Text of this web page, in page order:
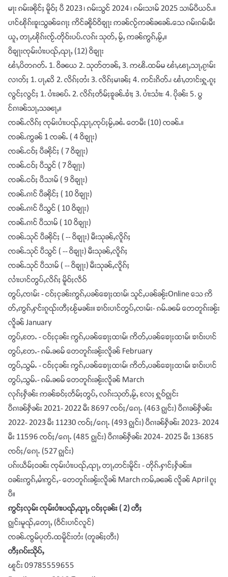
မႃး ၵမ်းၼိုင်ႈ မိူဝ်ႈ ပီ 2023 ၊ ၵမ်းသွင် 2024 ၊ ၵမ်းသၢမ် 2025 သၢမ်ပီယဝ်ႉ။
ပၢင်ၽိုၵ်းၶူးသွၼ်ၵေႃႈ ဢိင်ၼိူဝ်ဝိၶျႃး ဢၼ်လႂ်ဢၼ်ၼၼ်ႉသေ ၵမ်းၵမ်းမီး
ယူႇ တႃႇၽိုၵ်းၸႂ်ႉတိုဝ်းပပ်ႉလၵ်း သုတ်ႇ မႂ်ႇ ဢၼ်ဢွၵ်ႇမႂ်ႇ။
ဝိၶျႃးၸုမ်းပၢႆးပၺ်ႇၺႃႇ (12) ဝိၶျႃး
ၽၢႆႇပိတၵတ်ႉ 1. ဝိၼယ 2. သုတ်တၼ်ႇ 3. ဢၽိႉထမ်မ ၽၢႆႇၽႃႇသႃႇၵႂၢမ်း
လၢတ်ႈ 1. ပႃႇꩮိ 2. လိၵ်ႈတႆး 3. လိၵ်ႈမၢၼ်ႈ 4. ဢင်းၵိတ်ႉ၊ ၽၢႆႇတၢင်းႁူႉၵူႈ
လွင်ႈလွင်ႈ 1. ပၢႆးၼပ်ႉ 2. လိၵ်ႈတႅမ်ႈၶူၼ်ႉၶၢႆႈ 3. ပၢႆးသၢႆႊ 4. ပိုၼ်း 5. ပွ
င်ၵၢၼ်သႃႇသၼႃႇ။
ၸၼ်ႉလိၵ်ႈ ၸုမ်းပၢႆးပၺ်ႇၺႃႇၸုပ်ႈမႂ်ႇၼႆႉ တေမီး (10) ၸၼ်ႉ။
ၸၼ်ႉဢွၼ် 1 ၸၼ်ႉ ( 4 ဝိၶျႃး)
ၸၼ်ႉငဝ်ႈ ပီၼိုင်ႈ ( 7 ဝိၶျႃး)
ၸၼ်ႉငဝ်ႈ ပီသွင် ( 7 ဝိၶျႃး)
ၸၼ်ႉငဝ်ႈ ပီသၢမ် ( 9 ဝိၶျႃး)
ၸၼ်ႉၵၢင် ပီၼိုင်ႈ ( 10 ဝိၶျႃး)
ၸၼ်ႉၵၢင် ပီသွင် ( 10 ဝိၶျႃး)
ၸၼ်ႉၵၢင် ပီသၢမ် ( 10 ဝိၶျႃး)
ၸၼ်ႉသုင် ပီၼိုင်ႈ ( -- ဝိၶျႃး) မီးသုၼ်ႇလိူၵ်ႈ
ၸၼ်ႉသုင် ပီသွင် ( -- ဝိၶျႃး) မီးသုၼ်ႇလိူၵ်ႈ
ၸၼ်ႉသုင် ပီသၢမ် ( -- ဝိၶျႃး) မီးသုၼ်ႇလိူၵ်ႈ
လၢႆးပၢင်တွပ်ႇလိၵ်ႈ မိူဝ်ႈလဵဝ်
တွပ်ႇၸၢမ်း - ငဝ်ႈငုၼ်းဢွၵ်ႇပၼ်ၶေႃႈထၢမ်၊ သူင်ႇပၼ်ၼႂ်းOnline သေ ဢိ
တ်ႇဢွၵ်ႇႁင်းၵူၺ်းတီႈၽႂ်မၼ်း။ ၶၢဝ်းပၢင်တွပ်ႇၸၢမ်း- ၵမ်ႉၼမ် တေတူၵ်းၼႂ်း
လိူၼ် January
တွပ်ႇတႄႉ - ငဝ်ႈငုၼ်း ဢွၵ်ႇပၼ်ၶေႃႈထၢမ်၊ ဢိတ်ႇပၼ်ၶေႃႈထၢမ်၊ ၶၢဝ်းပၢင်
တွပ်ႇတႄႉ- ၵမ်ႉၼမ် တေတူၵ်းၼႂ်းလိူၼ် February
တွပ်ႇသွမ်ႉ - ငဝ်ႈငုၼ်း ဢွၵ်ႇပၼ်ၶေႃႈထၢမ်၊ ဢိတ်ႇပၼ်ၶေႃႈထၢမ်၊ ၶၢဝ်းပၢင်
တွပ်ႇသွမ်ႉ- ၵမ်ႉၼမ် တေတူၵ်းၼႂ်းလိူၼ် March
လုၵ်ႈႁဵၼ်း ဢၼ်ၶဝ်ႈတႅမ်ႈတွပ်ႇ လၵ်းသုတ်ႇမႂ်ႇ လႄႈ ႁူဝ်ၵျွင်း
ပီၵၢၼ်ႁဵၼ်း 2021- 2022 မီး 8697 ၸဝ်ႈ/ၵေႃႉ (463 ၵျွင်း) ပီၵၢၼ်ႁဵၼ်း
2022- 2023 မီး 11230 ၸဝ်ႈ/ၵေႃႉ (493 ၵျွင်း) ပီၵၢၼ်ႁဵၼ်း 2023- 2024
မီး 11596 ၸဝ်ႈ/ၵေႃႉ (485 ၵျွင်း) ပီၵၢၼ်ႁဵၼ်း 2024- 2025 မီး 13685
ၸဝ်ႈ/ၵေႃႉ (527 ၵျွင်း)
ပၵ်းယဵမ်ႈဝၼ်း ၸုမ်းပၢႆးပၺ်ႇၺႃႇ တႃႇတင်းမိူင်း - တိုၵ်ႉႁၢင်ႈႁႅၼ်း။
ဝၼ်းဢွၵ်ႇမၢႆဢွင်ႇ- တေတူၵ်းၼႂ်းလိူၼ် March ဢမ်ႇၼၼ် လိူၼ် April ၵူႈ
ပီ။
ဢွင်ႈလုမ်း ၸုမ်းပၢႆးပၺ်ႇၺႃႇ ငဝ်ႈငုၼ်း ( 2) တီႈ
ၵျွင်းမူၺ်ႇတေႃႇ (ဝဵင်းပၢင်လူင်)
ၸၼ်ႉၸွမ်ပုတ်ႉထမိူင်းတႆး (တူၼ်ႈတီး)
တီႈၵပ်းသိုပ်ႇ
ၽူင်း 09785559655